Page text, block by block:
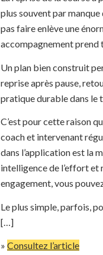
plus souvent par
pas faire enlève une
accompagnement prend
Un plan bien construit
reprise après pause,
pratique durable dans le
C’est pour cette raison
coach et intervenant
dans l’application est la
intelligence de l’effort et
engagement, vous
Le plus simple, parfois,
[…]
» Consultez l’article